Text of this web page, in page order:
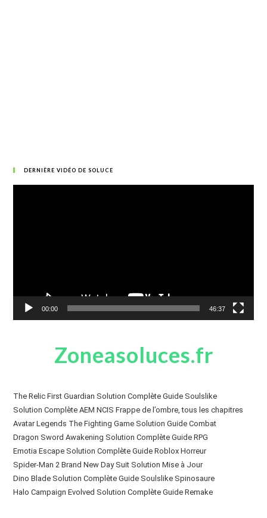
DERNIÈRE VIDÉO DE SOLUCE
00:00 46:37
Zoneasoluces.fr
The Relic First Guardian Solution Complète Guide Soulslike
Solution Complète AEM NCIS Frappe de l’ombre, tous les chapitres
Avatar Legends The Fighting Game Solution Guide Combat
Dragon Sword Awakening Solution Complète Guide RPG
Emotia Escape Solution Complète Guide Roblox Horreur
Spider-Man 2 Brand New Day Suit Solution Mise à Jour
Dino Blade Solution Complète Guide Soulslike Spinosaure
Halo Campaign Evolved Solution Complète Guide Remake